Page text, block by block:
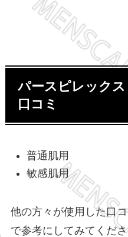
パースピレック
口コミ
普通肌用
敏感肌用
他の方々が使用した口
で参考にしてみてくだ